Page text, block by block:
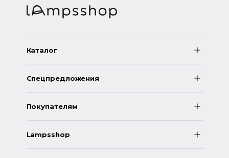
Каталог
Спецпредложения
Покупателям
Lampsshop